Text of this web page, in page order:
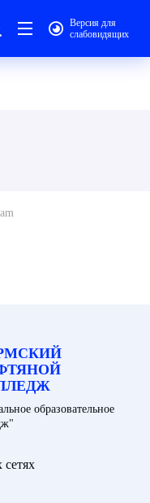
Версия для
слабовидящих
образовательное